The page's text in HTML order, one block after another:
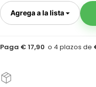
Agrega a la lista Toggle
Paga € 17,90